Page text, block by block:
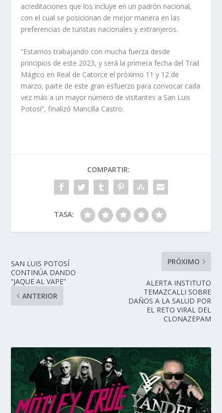
acreditaciones que los incluye en un padrón nacional,
con el cual se posicionan de mejor manera en las
preferencias de turistas nacionales y extranjeros.
“Estamos trabajando con mucha fuerza desde
principios de este 2023, y será la primera fecha del Trail
Mágico en Real de Catorce el próximo 11 y 12 de
marzo, parte de este gran esfuerzo para convocar cada
vez más a un mayor número de visitantes a San Luis
Potosí”, finalizó Mancilla Castro.
COMPARTIR:
TASA:
SAN LUIS POTOSÍ
CONTINÚA DANDO
“JAQUE AL VAPE”
ANTERIOR
PRÓXIMO
ALERTA INSTITUTO
TEMAZCALLI SOBRE
DAÑOS A LA SALUD POR
EL RETO VIRAL DEL
CLONAZEPAM